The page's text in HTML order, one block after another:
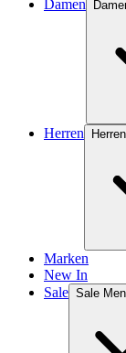
Damen
Herren
Marken
New In
Sale Sale